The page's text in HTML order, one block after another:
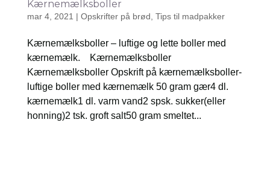
Kærnemælksboller
mar 4, 2021 | Opskrifter på brød Tips til madpakker
Kærnemælksboller – luftige og lette boller med
kærnemælk. Kærnemælksboller
Kærnemælksboller Opskrift på kærnemælksboller-
luftige boller med kærnemælk 50 gram gær4 dl.
kærnemælk1 dl. varm vand2 spsk. sukker(eller
honning)2 tsk. groft salt50 gram smeltet...